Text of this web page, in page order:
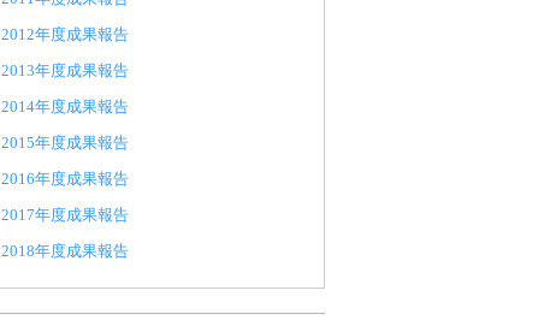
2012年度成果報告
2013年度成果報告
2014年度成果報告
2015年度成果報告
2016年度成果報告
2017年度成果報告
2018年度成果報告